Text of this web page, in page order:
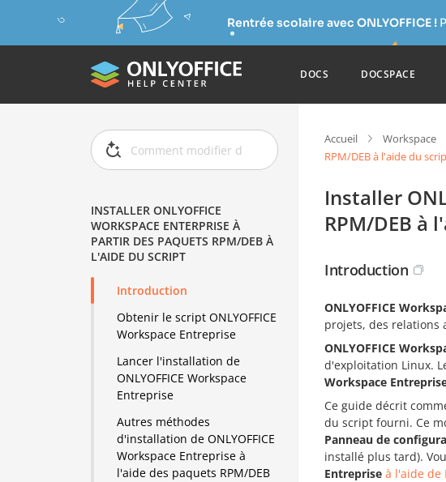
Rentrée scolaire avec ONLYOFFICE !
DOCS DOCSPACE
INSTALLER ONLYOFFICE
WORKSPACE ENTERPRISE À
PARTIR DES PAQUETS RPM/DEB À
L'AIDE DU SCRIPT
Introduction
Obtenir le script ONLYOFFICE
Workspace Entreprise
Lancer l'installation de
ONLYOFFICE Workspace
Entreprise
Autres méthodes
d'installation de ONLYOFFICE
Workspace Entreprise à
l'aide des paquets RPM/DEB
Accueil Workspace
RPM/DEB à l'aide du
Installer
RPM/DEB à
Introduction
ONLYOFFICE
projets, des relations
ONLYOFFICE
d'exploitation Linux.
Workspace
Ce guide décrit
du script fourni. Ce
Panneau de
installé plus tard).
Entreprise à l'aide de